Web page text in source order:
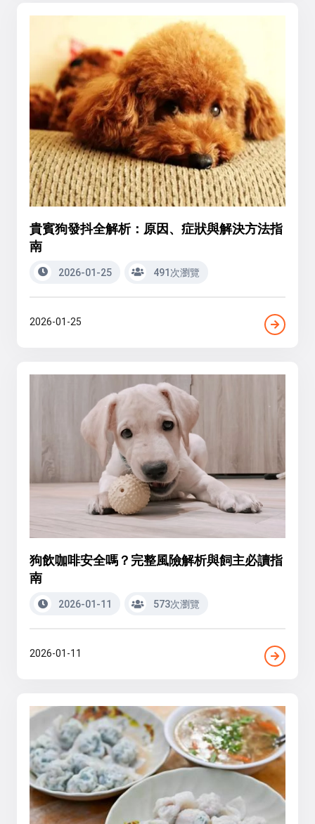
貴賓狗發抖全解析：原因、症狀與解決方法指
南
2026-01-25 491次瀏覽
2026-01-25
狗飲咖啡安全嗎？完整風險解析與飼主必讀指
南
2026-01-11 573次瀏覽
2026-01-11